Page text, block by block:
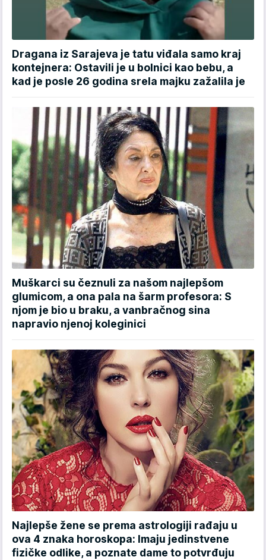
Dragana iz Sarajeva je tatu viđala samo kraj
kontejnera: Ostavili je u bolnici kao bebu, a
kad je posle 26 godina srela majku zažalila je
Muškarci su čeznuli za našom najlepšom
glumicom, a ona pala na šarm profesora: S
njom je bio u braku, a vanbračnog sina
napravio njenoj koleginici
Najlepše žene se prema astrologiji rađaju u
ova 4 znaka horoskopa: Imaju jedinstvene
fizičke odlike, a poznate dame to potvrđuju